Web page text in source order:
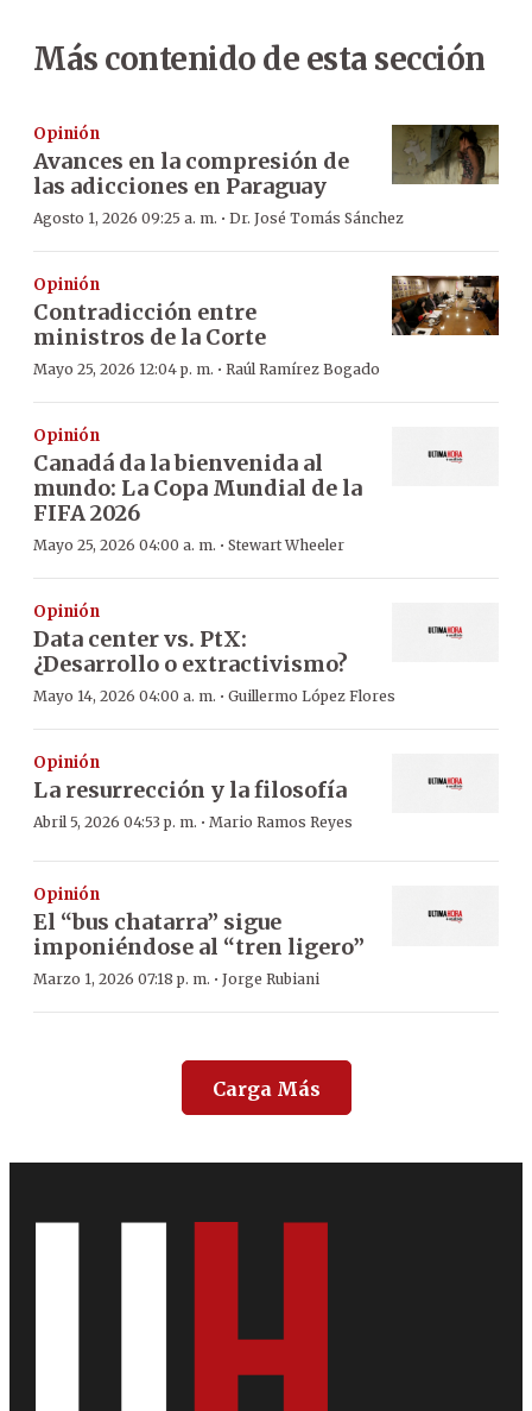
Más contenido de esta sección
Opinión
Avances en la compresión de
las adicciones en Paraguay
Agosto 1, 2026 09:25 a. m. · Dr. José Tomás Sánchez
Opinión
Contradicción entre
ministros de la Corte
Mayo 25, 2026 12:04 p. m. · Raúl Ramírez Bogado
Opinión
Canadá da la bienvenida al
mundo: La Copa Mundial de la
FIFA 2026
Mayo 25, 2026 04:00 a. m. · Stewart Wheeler
Opinión
Data center vs. PtX:
¿Desarrollo o extractivismo?
Mayo 14, 2026 04:00 a. m. · Guillermo López Flores
Opinión
La resurrección y la filosofía
Abril 5, 2026 04:53 p. m. · Mario Ramos Reyes
Opinión
El “bus chatarra” sigue
imponiéndose al “tren ligero”
Marzo 1, 2026 07:18 p. m. · Jorge Rubiani
Carga Más